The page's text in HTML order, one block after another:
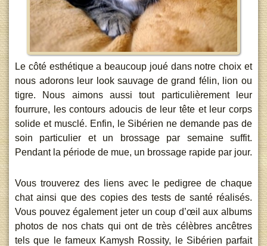
Le côté esthétique a beaucoup joué dans notre choix et
nous adorons leur look sauvage de grand félin, lion ou
tigre. Nous aimons aussi tout particulièrement leur
fourrure, les contours adoucis de leur tête et leur corps
solide et musclé. Enfin, le Sibérien ne demande pas de
soin particulier et un brossage par semaine suffit.
Pendant la période de mue, un brossage rapide par jour.
Vous trouverez des liens avec le pedigree de chaque
chat ainsi que des copies des tests de santé réalisés.
Vous pouvez également jeter un coup d’œil aux albums
photos de nos chats qui ont de très célèbres ancêtres
tels que le fameux Kamysh Rossity, le Sibérien parfait